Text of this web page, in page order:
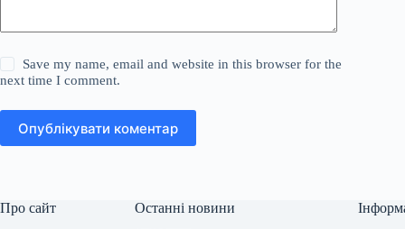
Save my name, email and website in this browser for the
next time I comment.
Опублікувати коментар
Про сайт Останні новини